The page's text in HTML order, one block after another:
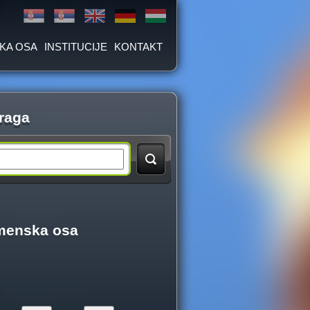
OSA INSTITUCIJE KONTAKT
osa